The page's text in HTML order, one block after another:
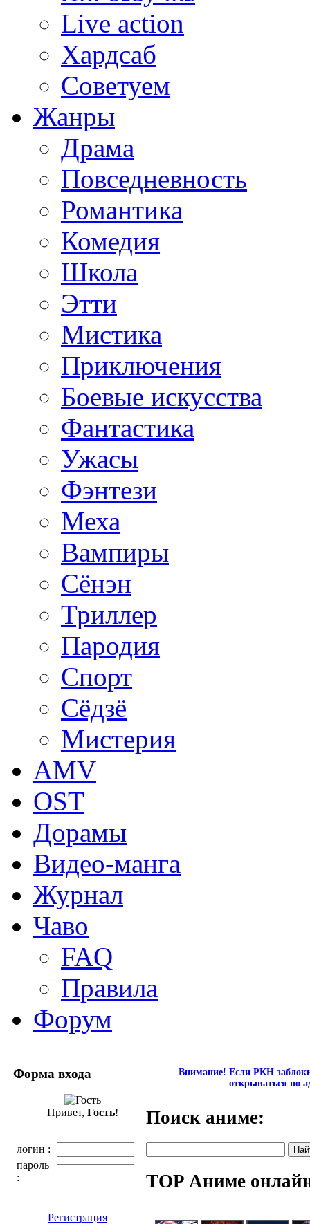
Live action
Хардсаб
Советуем
Жанры
Драма
Повседневность
Романтика
Комедия
Школа
Этти
Мистика
Приключения
Боевые искусства
Фантастика
Ужасы
Фэнтези
Меха
Вампиры
Сёнэн
Триллер
Пародия
Спорт
Сёдзё
Мистерия
AMV
OST
Дорамы
Видео-манга
Журнал
Чаво
FAQ
Правила
Форум
Форма входа
Привет, Гость!
логин :
пароль
:
Регистрация
Внимание! Если РКН
открываться по
Поиск аниме:
TOP Аниме